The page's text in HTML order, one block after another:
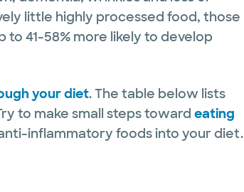
little highly processed food, those
41-58% more likely to develop
your diet. The table below lists
to make small steps toward eating
inflammatory foods into your diet.